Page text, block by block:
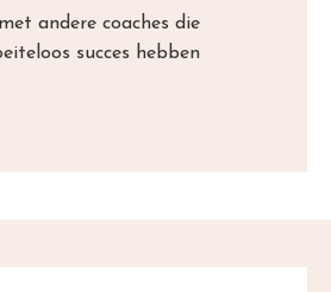
andere coaches die
succes hebben